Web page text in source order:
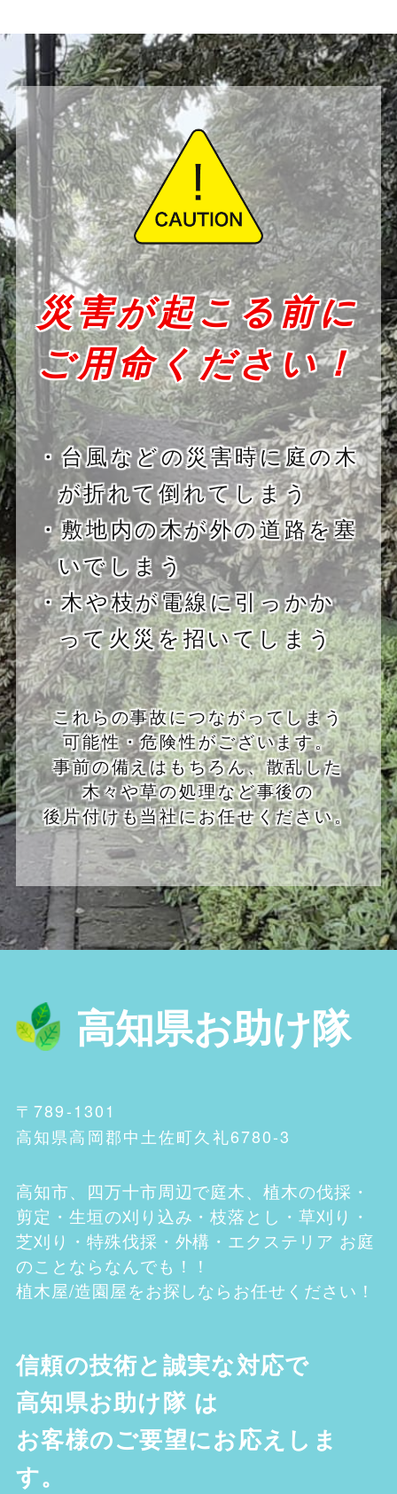
災害が起こる前に
ご用命ください！
・台風などの災害時に庭の木
が折れて倒れてしまう
・敷地内の木が外の道路を塞
いでしまう
・木や枝が電線に引っかか
って火災を招いてしまう
これらの事故につながってしまう
可能性・危険性がございます。
事前の備えはもちろん、散乱した
木々や草の処理など事後の
後片付けも当社にお任せください。
高知県お助け隊
〒789-1301
高知県高岡郡中土佐町久礼6780-3
高知市、四万十市周辺で庭木、植木の伐採・
剪定・生垣の刈り込み・枝落とし・草刈り・
芝刈り・特殊伐採・外構・エクステリア お庭
のことならなんでも！！
植木屋/造園屋をお探しならお任せください！
信頼の技術と誠実な対応で
高知県お助け隊 は
お客様のご要望にお応えしま
す。